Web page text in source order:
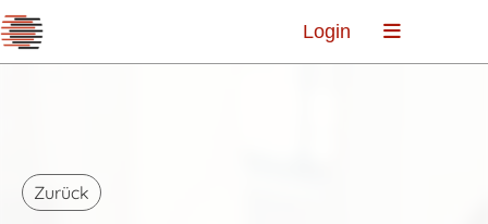
Login
Zurück